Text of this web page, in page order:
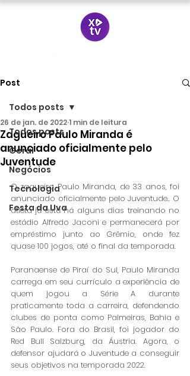
Post
Todos posts
Geral
Negócios
Tecnologia
Festa da Uva
Todos posts
Zagueiro Paulo Miranda é
anunciado oficialmente pelo
Juventude
26 de jan. de 20221 min de leitura
O zagueiro Paulo Miranda, de 33 anos, foi
anunciado oficialmente pelo Juventude.. O
atleta já está há alguns dias treinando no
estádio Alfredo Jaconi e permanecerá por
empréstimo junto ao Grêmio, onde fez
quase 100 jogos, até o final da temporada.
Paranaense de Piraí do Sul, Paulo Miranda
carrega em seu currículo a experiência de
quem jogou a Série A durante
praticamente toda a carreira, defendendo
clubes de ponta como Palmeiras, Bahia e
São Paulo. Fora do Brasil, foi jogador do
Red Bull Salzburg, da Áustria. Agora, o
defensor ajudará o Juventude a conseguir
seus objetivos na temporada 2022.